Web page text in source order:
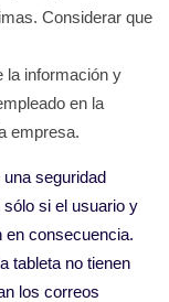
Considerar que
la información y
en la
empresa.
seguridad
si el usuario y
en consecuencia.
tableta no tienen
los correos